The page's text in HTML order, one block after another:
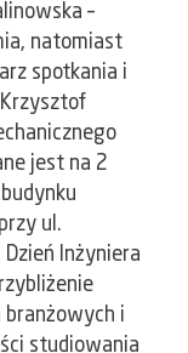
–
natomiast
spotkania i
Krzysztof
jest na 2
ul.
Inżyniera
branżowych i
studiowania